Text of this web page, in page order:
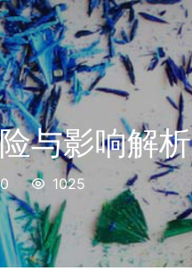
与影响解析
1025